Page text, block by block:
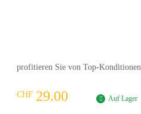
profitieren Sie von Top-Konditionen
CHF 29.00 Auf Lager